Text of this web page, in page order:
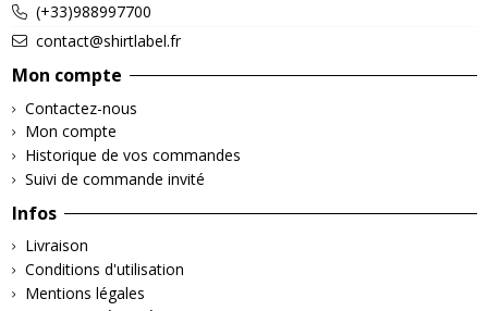
(+33)988997700
contact@shirtlabel.fr
Mon compte
Contactez-nous
Mon compte
Historique de vos commandes
Suivi de commande invité
Infos
Livraison
Conditions d'utilisation
Mentions légales